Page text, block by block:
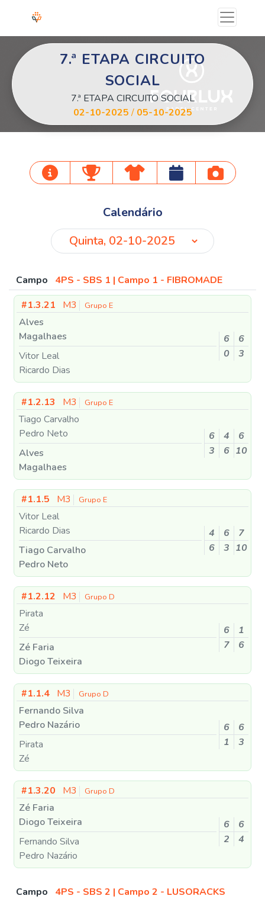
7.ª ETAPA CIRCUITO
SOCIAL
7.ª ETAPA CIRCUITO SOCIAL
02-10-2025/ 05-10-2025
Calendário
Campo
4PS - SBS 1 | Campo 1 - FIBROMADE
#1.3.21
M3 Grupo E
Alves
Magalhaes
Vitor Leal
Ricardo Dias
6
6
0
3
#1.2.13 M3 Grupo E
Tiago Carvalho
Pedro Neto
Alves
Magalhaes
6 4
6
3
6 10
#1.1.5 M3 Grupo E
Vitor Leal
Ricardo Dias
Tiago Carvalho
Pedro Neto
4 6
7
6
3 10
#1.2.12 M3 Grupo D
Pirata
Zé
Zé Faria
Diogo Teixeira
6
1
7
6
#1.1.4 M3 Grupo D
Fernando Silva
Pedro Nazário
Pirata
Zé
6
6
1
3
#1.3.20 M3 Grupo D
Zé Faria
Diogo Teixeira
Fernando Silva
Pedro Nazário
6
6
2
4
Campo
4PS - SBS 2 | Campo 2 - LUSORACKS